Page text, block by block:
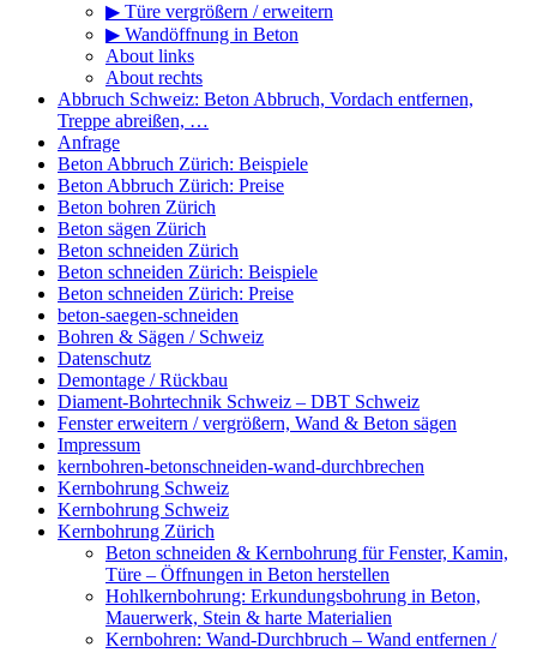
▶ Türe vergrößern / erweitern
▶ Wandöffnung in Beton
About links
About rechts
Abbruch Schweiz: Beton Abbruch, Vordach entfernen,
Treppe abreißen, …
Anfrage
Beton Abbruch Zürich: Beispiele
Beton Abbruch Zürich: Preise
Beton bohren Zürich
Beton sägen Zürich
Beton schneiden Zürich
Beton schneiden Zürich: Beispiele
Beton schneiden Zürich: Preise
beton-saegen-schneiden
Bohren & Sägen / Schweiz
Datenschutz
Demontage / Rückbau
Diament-Bohrtechnik Schweiz – DBT Schweiz
Fenster erweitern / vergrößern, Wand & Beton sägen
Impressum
kernbohren-betonschneiden-wand-durchbrechen
Kernbohrung Schweiz
Kernbohrung Schweiz
Kernbohrung Zürich
Beton schneiden & Kernbohrung für Fenster, Kamin,
Türe – Öffnungen in Beton herstellen
Hohlkernbohrung: Erkundungsbohrung in Beton,
Mauerwerk, Stein & harte Materialien
Kernbohren: Wand-Durchbruch – Wand entfernen /